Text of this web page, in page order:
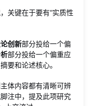
关键在于要有“实质性
创新部分投给一个偏
部分投给一个偏重应
要和论述核心。
体内容都有清晰可辨
注中，提及此项研究